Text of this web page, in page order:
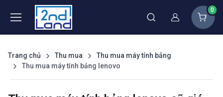
Thành viên
0
Trang chủ Thu mua
Thu mua máy tính bảng
Thu mua máy tính bảng lenovo